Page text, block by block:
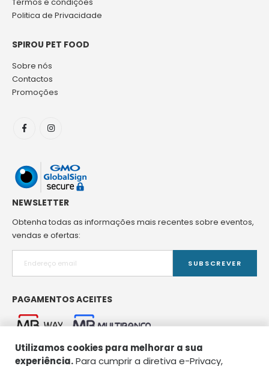
Utilizamos cookies para melhorar a sua
experiência.Para cumprir a diretiva e-Privacy,
Politica de Privacidade
SPIROU PET FOOD
Sobre nós
Contactos
Promoções
NEWSLETTER
Obtenha todas as informações mais recentes sobre eventos,
vendas e ofertas:
SUBSCREVER
PAGAMENTOS ACEITES